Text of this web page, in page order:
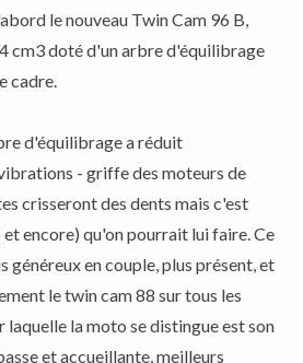
le nouveau Twin Cam 96 B,
cm3 doté d'un arbre d'équilibrage
cadre.
d'équilibrage a réduit
- griffe des moteurs de
crisseront des dents mais c'est
et encore) qu'on pourrait lui faire. Ce
généreux en couple, plus présent, et
le twin cam 88 sur tous les
laquelle la moto se distingue est son
et accueillante, meilleurs